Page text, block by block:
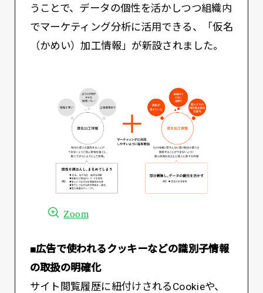
うことで、データの個性を活かしつつ組織内
でマーケティング分析に活用できる、「仮名
（かめい）加工情報」が新設されました。
Zoom
■広告で使われるクッキーなどの識別子情報
の取扱の明確化
サイト閲覧履歴に紐付けされるCookieや、